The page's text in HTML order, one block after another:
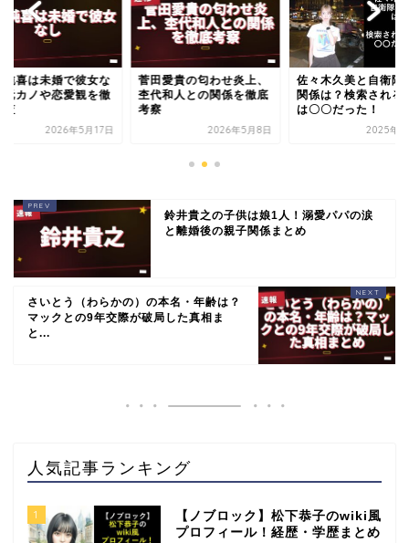
純喜は未婚で彼女な
元カノや恋愛観を徹
査
2026年5月17日
菅田愛貴の匂わせ炎上、
杢代和人との関係を徹底
考察
2026年5月8日
佐々木久美と自衛隊
関係は？検索される
は〇〇だった！
2025年9
鈴井貴之の子供は娘1人！溺愛パパの涙
と離婚後の親子関係まとめ
さいとう（わらかの）の本名・年齢は？
マックとの9年交際が破局した真相ま
と...
人気記事ランキング
1
【ノブロック】松下恭子のwiki風
プロフィール！経歴・学歴まとめ